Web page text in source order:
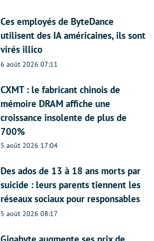
Ces employés de ByteDance
utilisent des IA américaines, ils sont
virés illico
6 août 2026 07:11
CXMT : le fabricant chinois de
mémoire DRAM affiche une
croissance insolente de plus de
700%
5 août 2026 17:04
Des ados de 13 à 18 ans morts par
suicide : leurs parents tiennent les
réseaux sociaux pour responsables
5 août 2026 08:17